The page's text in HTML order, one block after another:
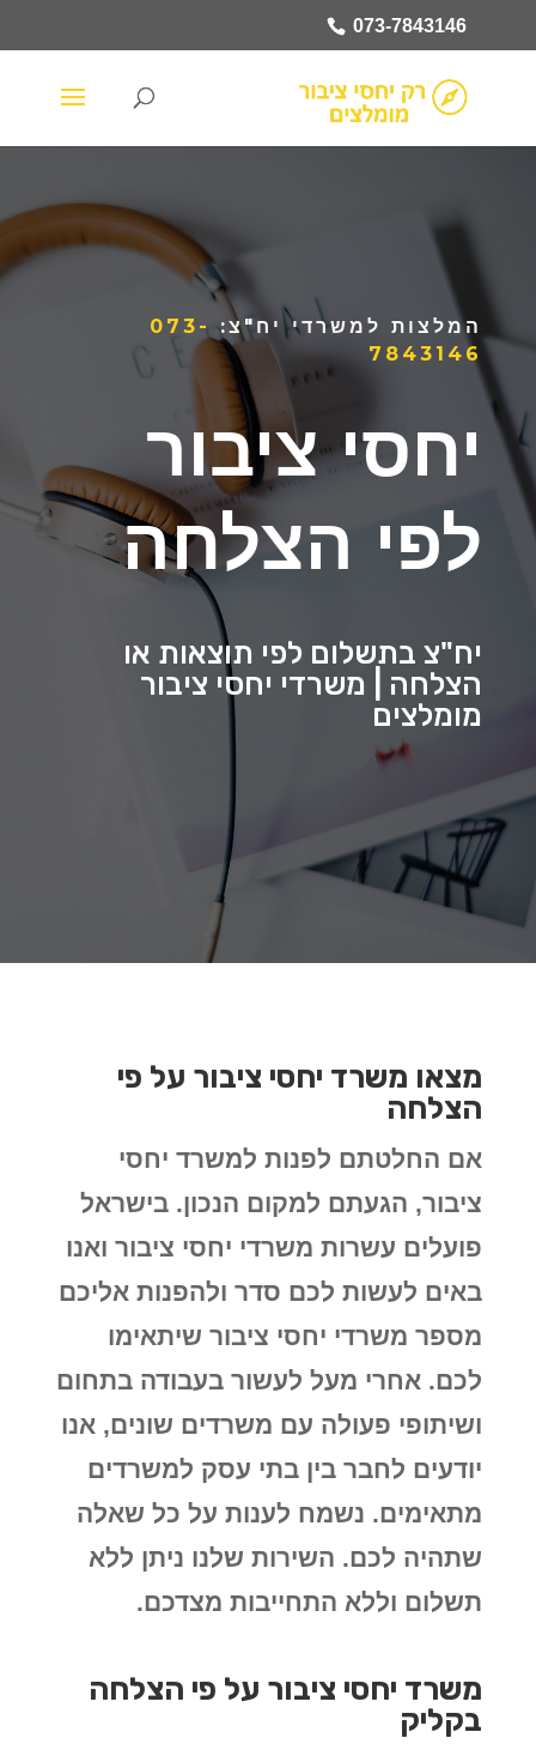
073-7843146
המלצות למשרדי יח"צ:
073-
7843146
יחסי ציבור
לפי הצלחה
יח"צ בתשלום לפי תוצאות או
הצלחה | משרדי יחסי ציבור
מומלצים
מצאו משרד יחסי ציבור על פי
הצלחה
אם החלטתם לפנות למשרד יחסי
ציבור, הגעתם למקום הנכון. בישראל
פועלים עשרות משרדי יחסי ציבור ואנו
באים לעשות לכם סדר ולהפנות אליכם
מספר משרדי יחסי ציבור שיתאימו
לכם. אחרי מעל לעשור בעבודה בתחום
ושיתופי פעולה עם משרדים שונים, אנו
יודעים לחבר בין בתי עסק למשרדים
מתאימים. נשמח לענות על כל שאלה
שתהיה לכם. השירות שלנו ניתן ללא
תשלום וללא התחייבות מצדכם.
משרד יחסי ציבור על פי הצלחה
בקליק